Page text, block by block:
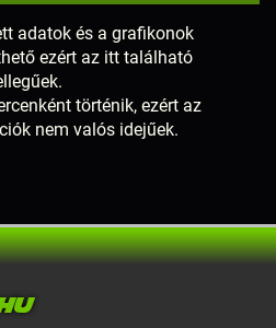
adatok és a grafikonok
ezért az itt található
történik, ezért az
nem valós idejűek.